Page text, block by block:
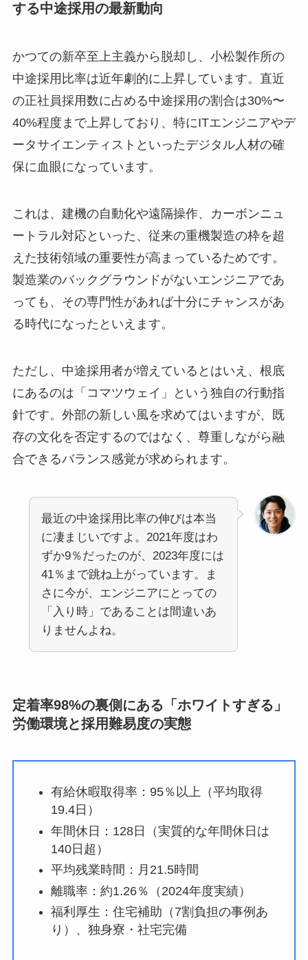
する中途採用の最新動向
かつての新卒至上主義から脱却し、小松製作所の
中途採用比率は近年劇的に上昇しています。直近
の正社員採用数に占める中途採用の割合は30%〜
40%程度まで上昇しており、特にITエンジニアやデ
ータサイエンティストといったデジタル人材の確
保に血眼になっています。
これは、建機の自動化や遠隔操作、カーボンニュ
ートラル対応といった、従来の重機製造の枠を超
えた技術領域の重要性が高まっているためです。
製造業のバックグラウンドがないエンジニアであ
っても、その専門性があれば十分にチャンスがあ
る時代になったといえます。
ただし、中途採用者が増えているとはいえ、根底
にあるのは「コマツウェイ」という独自の行動指
針です。外部の新しい風を求めてはいますが、既
存の文化を否定するのではなく、尊重しながら融
合できるバランス感覚が求められます。
最近の中途採用比率の伸びは本当
に凄まじいですよ。2021年度はわ
ずか9％だったのが、2023年度には
41％まで跳ね上がっています。ま
さに今が、エンジニアにとっての
「入り時」であることは間違いあ
りませんよね。
定着率98%の裏側にある「ホワイトすぎる」
労働環境と採用難易度の実態
有給休暇取得率：95％以上（平均取得
19.4日）
年間休日：128日（実質的な年間休日は
140日超）
平均残業時間：月21.5時間
離職率：約1.26％（2024年度実績）
福利厚生：住宅補助（7割負担の事例あ
り）、独身寮・社宅完備